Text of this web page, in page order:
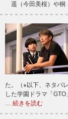
遥（今田美桜）や
た。（※以下、ネタバ
した学園ドラマ「
… 続きを読む